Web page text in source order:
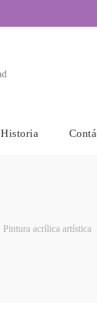
Historia
Pintura acrílica artística